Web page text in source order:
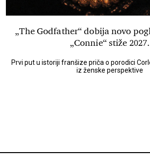
„The Godfather“ dobija novo
„Connie“ stiže 2027.
Prvi put u istoriji franšize priča o porodici
iz ženske perspektive